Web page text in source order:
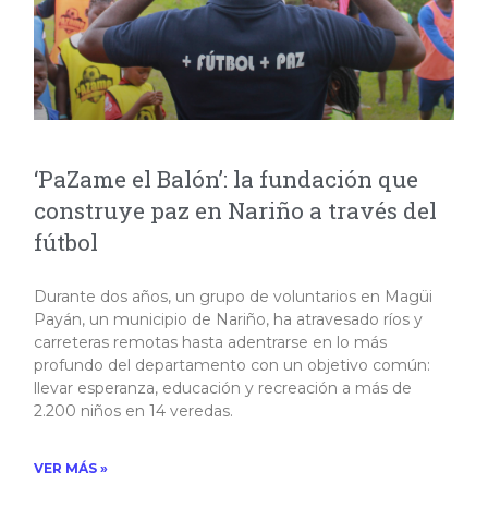
‘PaZame el Balón’: la fundación que
construye paz en Nariño a través del
fútbol
Durante dos años, un grupo de voluntarios en Magüi
Payán, un municipio de Nariño, ha atravesado ríos y
carreteras remotas hasta adentrarse en lo más
profundo del departamento con un objetivo común:
llevar esperanza, educación y recreación a más de
2.200 niños en 14 veredas. ​
VER MÁS »